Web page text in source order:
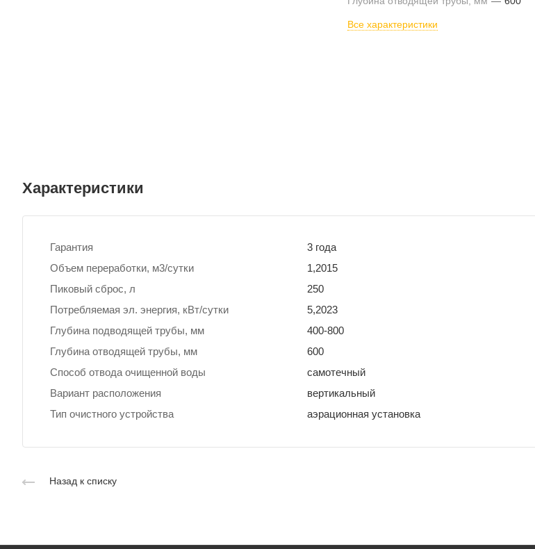
Все характеристики
Характеристики
Гарантия
3 года
Объем переработки, м3/сутки
1,2015
Пиковый сброс, л
250
Потребляемая эл. энергия, кВт/сутки
5,2023
Глубина подводящей трубы, мм
400-800
Глубина отводящей трубы, мм
600
Способ отвода очищенной воды
самотечный
Вариант расположения
вертикальный
Тип очистного устройства
аэрационная установка
Назад к списку